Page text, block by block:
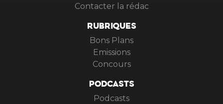
Contacter la rédac
RUBRIQUES
Bons Plans
Emissions
Concours
PODCASTS
Podcasts